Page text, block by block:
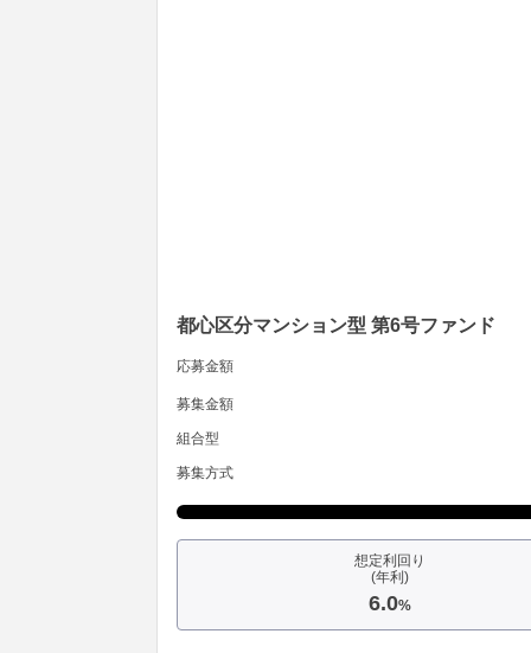
都心区分マンション型 第6号ファンド
応募金額
募集金額
組合型
募集方式
想定利回り
(年利)
6.0%